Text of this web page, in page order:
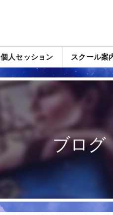
個人セッション スクール案
ブログ